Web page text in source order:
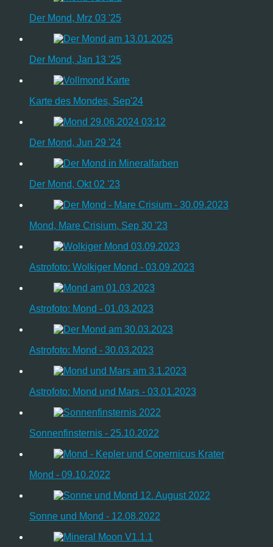
Der Mond, Mrz 03 '25
Der Mond, Jan 13 '25
Karte des Mondes, Sep'24
Der Mond, Jun 29 '24
Der Mond, Okt 02 '23
Mond, Mare Crisium, Sep 30 '23
Astrofoto: Wolkiger Mond - 03.09.2023
Astrofoto: Mond - 01.03.2023
Astrofoto: Mond - 30.03.2023
Astrofoto: Mond und Mars - 03.01.2023
Sonnenfinsternis - 25.10.2022
Mond - 09.10.2022
Sonne und Mond - 12.08.2022